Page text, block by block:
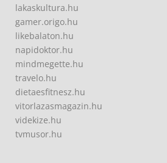
lakaskultura.hu
gamer.origo.hu
likebalaton.hu
napidoktor.hu
mindmegette.hu
travelo.hu
dietaesfitnesz.hu
vitorlazasmagazin.hu
videkize.hu
tvmusor.hu